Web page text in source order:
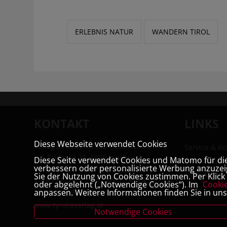
ERLEBNIS NATUR WANDERN TIROL
Verlagsanstalt Tyrolia Gesellschaft m. b.
H | Exlgasse 20, 6020 Innsbruck
T:+43 (0) 512 22 33 - 2205| F: +43 (0) 512
22 33 - 2119 | E:buchverlag@tyrolia.at|
www.tyroliaverlag.at
Tyrolia
Links &
Jobs
Diese Webseite verwendet Cookies
Diese Seite verwendet Cookies und Matomo für
verbessern oder personalisierte Werbung
Sie der Nutzung von Cookies zustimmen. Per
oder abgelehnt („Notwendige Cookies“). Im
anpassen. Weitere Informationen finden Sie in
Notwendige Cookies